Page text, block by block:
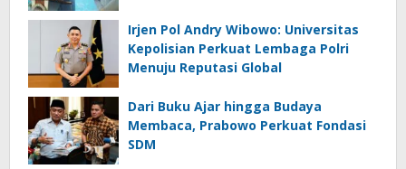
Irjen Pol Andry Wibowo: Universitas
Kepolisian Perkuat Lembaga Polri
Menuju Reputasi Global
Dari Buku Ajar hingga Budaya
Membaca, Prabowo Perkuat Fondasi
SDM